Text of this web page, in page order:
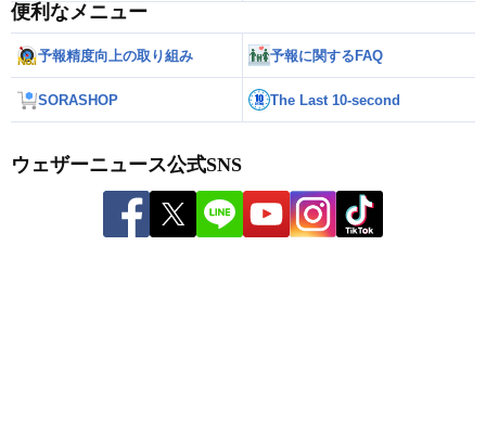
便利なメニュー
予報精度向上の取り組み 予報に関するFAQ
SORASHOP The Last 10-second
ウェザーニュース公式SNS